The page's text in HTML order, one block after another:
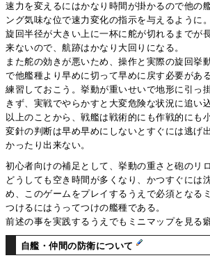
速力を変えるにはかなり時間が掛かるので他の
ング気味な位で速力変化の指示を与えるように。
旋回半径が大きい上に一杯に舵が切れるまでが
来ないので、航跡はかなり大回りになる。
また舵の効きが悪いため、操作と実際の旋回挙
で他艦種より早めに切って早めに戻す必要があ
練習しておこう。挙動が重いせいで地形に引っ
きず、実戦でやらかすと大変危険な状況に追い
以上のことから、戦艦は戦術的にも作戦的にも
変針の判断は早め早めにしないとすぐには逃げ
かったり出来ない。
初心者向けの補足として、挙動の重さと砲のリ
どうしても空き時間が多くなり、かつすぐには
め、このゲームをプレイするうえで必須となる
つけるにはうってつけの艦種である。
前述の事を実践するうえでもミニマップを見る
自艦・仲間の防衛について